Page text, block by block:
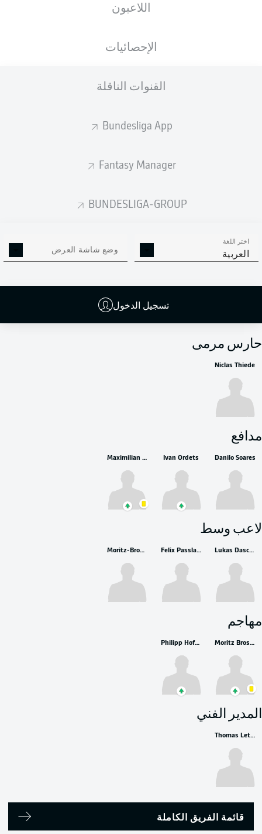
اللاعبون
الإحصائيات
القنوات الناقلة
Bundesliga App
Fantasy Manager
BUNDESLIGA-GROUP
اختر اللغة
العربية وضع شاشة العرض
تسجيل الدخول
Patrick OsterhageAnthony Losilla
حارس مرمى
Niclas Thiede
مدافع
Danilo Soares
Ivan Ordets
Maximilian Wittek
لاعب وسط
Lukas Daschner
Felix Passlack
Moritz-Broni Kwarteng
مهاجم
Moritz Broschinski
Philipp Hofmann
المدير الفني
Thomas Letsch
قائمة الفريق الكاملة